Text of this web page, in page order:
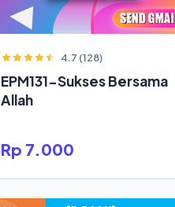
4.7 (128)
EPM131-Sukses Bersama
Allah
Rp 7.000